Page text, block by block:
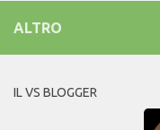
ALTRO
IL VS BLOGGER